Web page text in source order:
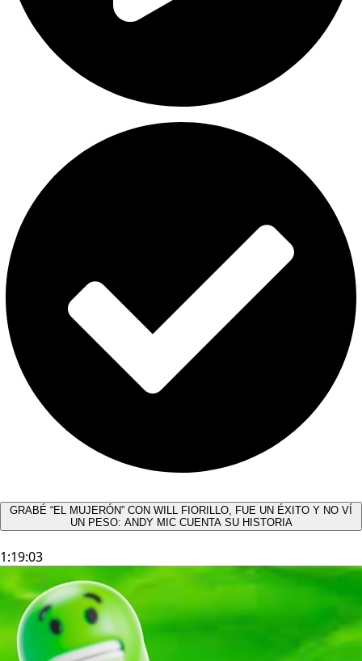
GRABÉ “EL MUJERÓN” CON WILL FIORILLO, FUE UN ÉXITO Y NO VÍ
UN PESO: ANDY MIC CUENTA SU HISTORIA
1:19:03